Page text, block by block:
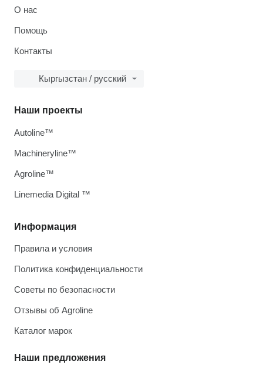
О нас
Помощь
Контакты
Кыргызстан / русский
Информация
Правила и условия
Политика конфиденциальности
Советы по безопасности
Отзывы об Agroline
Каталог марок
Наши предложения
Наши проекты
Autoline™
Machineryline™
Agroline™
Linemedia Digital ™